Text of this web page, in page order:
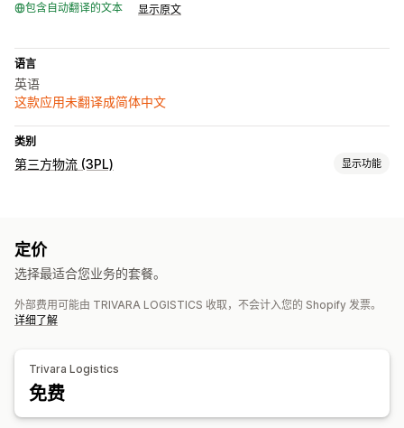
包含自动翻译的文本 显示原文
语言
英语
这款应用未翻译成简体中文
类别
第三方物流 (3PL) 显示功能
定价
选择最适合您业务的套餐。
外部费用可能由 TRIVARA LOGISTICS 收取，不会计入您的 Shopify 发票。
详细了解
Trivara Logistics
免费